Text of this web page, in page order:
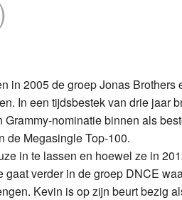
Over
in 2005 de groep Jonas Brothers
In een tijdsbestek van drie jaar
nominatie binnen als
de Megasingle Top-100.
in te lassen en hoewel ze in
verder in de groep DNCE
Kevin is op zijn beurt bezig